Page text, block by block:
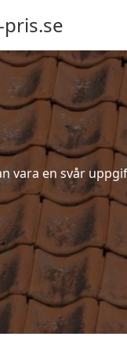
vara en svår